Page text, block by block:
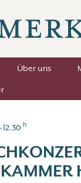
Über uns
12.30 h